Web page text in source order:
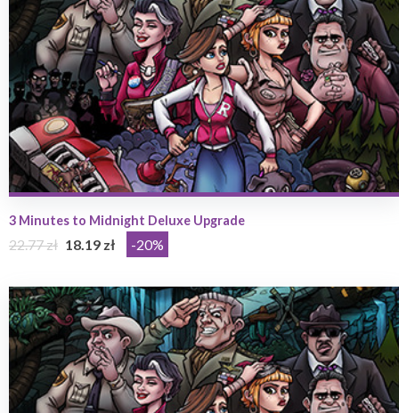
3 Minutes to Midnight Deluxe Upgrade
22.77 zł 18.19 zł -20%